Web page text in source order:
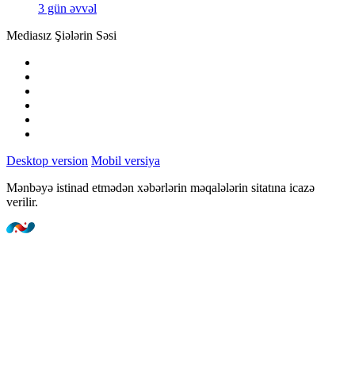
3 gün əvvəl
Mediasız Şiələrin Səsi
Desktop version Mobil versiya
Mənbəyə istinad etmədən xəbərlərin məqalələrin sitatına icazə
verilir.